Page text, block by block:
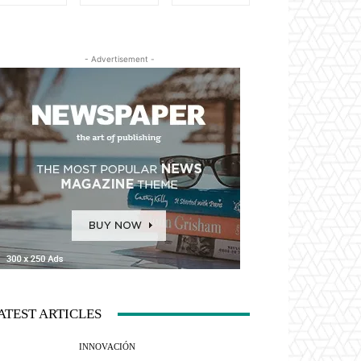
- Advertisement -
ARTICLES
INNOVACIÓN